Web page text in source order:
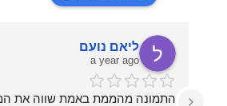
ליאם נועם
a year ago
התמונה מהממת באמת שווה את